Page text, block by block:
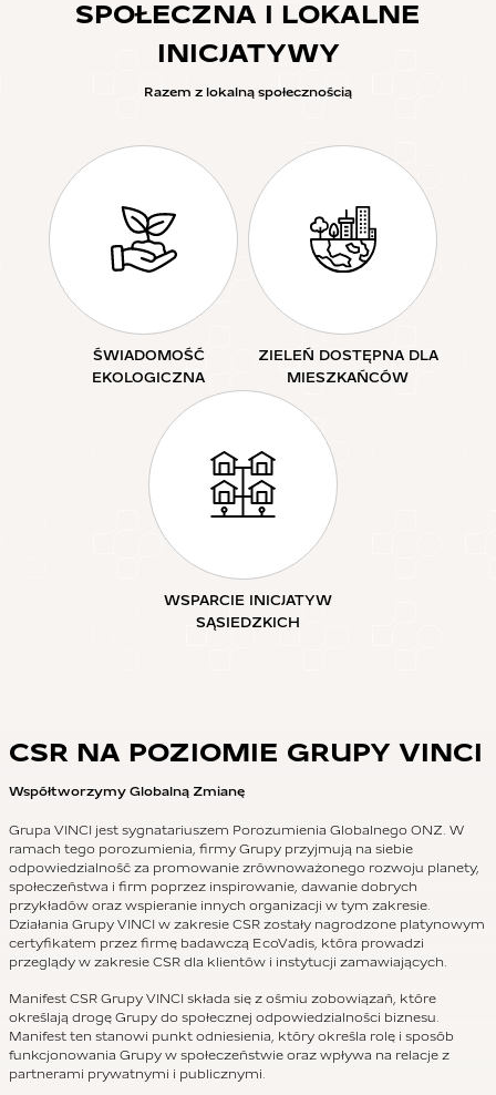
SPOŁECZNA I LOKALNE
INICJATYWY
Razem z lokalną społecznością
ŚWIADOMOŚĆ
EKOLOGICZNA
ZIELEŃ DOSTĘPNA DLA
MIESZKAŃCÓW
WSPARCIE INICJATYW
SĄSIEDZKICH
CSR NA POZIOMIE GRUPY VINCI
Współtworzymy Globalną Zmianę
Grupa VINCI jest sygnatariuszem Porozumienia Globalnego ONZ. W
ramach tego porozumienia, firmy Grupy przyjmują na siebie
odpowiedzialność za promowanie zrównoważonego rozwoju planety,
społeczeństwa i firm poprzez inspirowanie, dawanie dobrych
przykładów oraz wspieranie innych organizacji w tym zakresie.
Działania Grupy VINCI w zakresie CSR zostały nagrodzone platynowym
certyfikatem przez firmę badawczą EcoVadis, która prowadzi
przeglądy w zakresie CSR dla klientów i instytucji zamawiających.
Manifest CSR Grupy VINCI składa się z ośmiu zobowiązań, które
określają drogę Grupy do społecznej odpowiedzialności biznesu.
Manifest ten stanowi punkt odniesienia, który określa rolę i sposób
funkcjonowania Grupy w społeczeństwie oraz wpływa na relacje z
partnerami prywatnymi i publicznymi.